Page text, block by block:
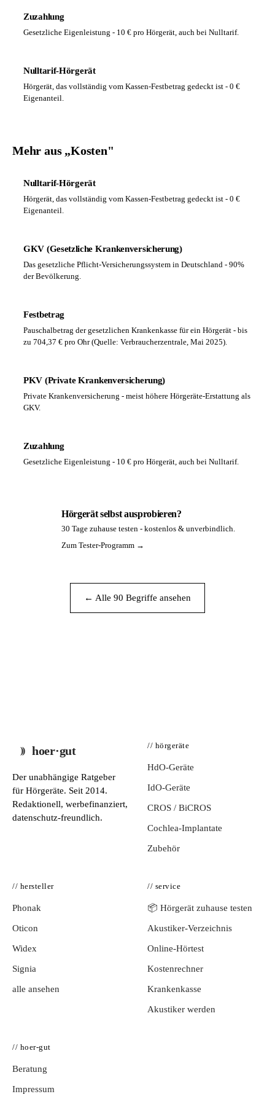
Zuzahlung
Gesetzliche Eigenleistung - 10 € pro Hörgerät, auch bei Nulltarif.
Nulltarif-Hörgerät
Hörgerät, das vollständig vom Kassen-Festbetrag gedeckt ist - 0 €
Eigenanteil.
Mehr aus „Kosten"
Nulltarif-Hörgerät
Hörgerät, das vollständig vom Kassen-Festbetrag gedeckt ist - 0 €
Eigenanteil.
GKV (Gesetzliche Krankenversicherung)
Das gesetzliche Pflicht-Versicherungssystem in Deutschland - 90%
der Bevölkerung.
Festbetrag
Pauschalbetrag der gesetzlichen Krankenkasse für ein Hörgerät - bis
zu 704,37 € pro Ohr (Quelle: Verbraucherzentrale, Mai 2025).
PKV (Private Krankenversicherung)
Private Krankenversicherung - meist höhere Hörgeräte-Erstattung als
GKV.
Zuzahlung
Gesetzliche Eigenleistung - 10 € pro Hörgerät, auch bei Nulltarif.
Hörgerät selbst ausprobieren?
30 Tage zuhause testen - kostenlos & unverbindlich.
Zum Tester-Programm →
← Alle 90 Begriffe ansehen
hoer·gut
Der unabhängige Ratgeber
für Hörgeräte. Seit 2014.
Redaktionell, werbefinanziert,
datenschutz-freundlich.
// hörgeräte
HdO-Geräte
IdO-Geräte
CROS / BiCROS
Cochlea-Implantate
Zubehör
// hersteller
Phonak
Oticon
Widex
Signia
alle ansehen
// service
📦 Hörgerät zuhause testen
Akustiker-Verzeichnis
Online-Hörtest
Kostenrechner
Krankenkasse
Akustiker werden
// hoer-gut
Beratung
Impressum